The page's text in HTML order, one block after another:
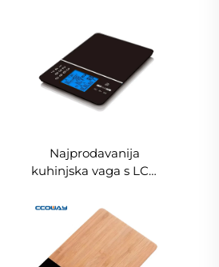
Najprodavanija
kuhinjska vaga s LCD
kg, digitalna vaga za
namirnice s
kalkulatorom
nutricionističkih